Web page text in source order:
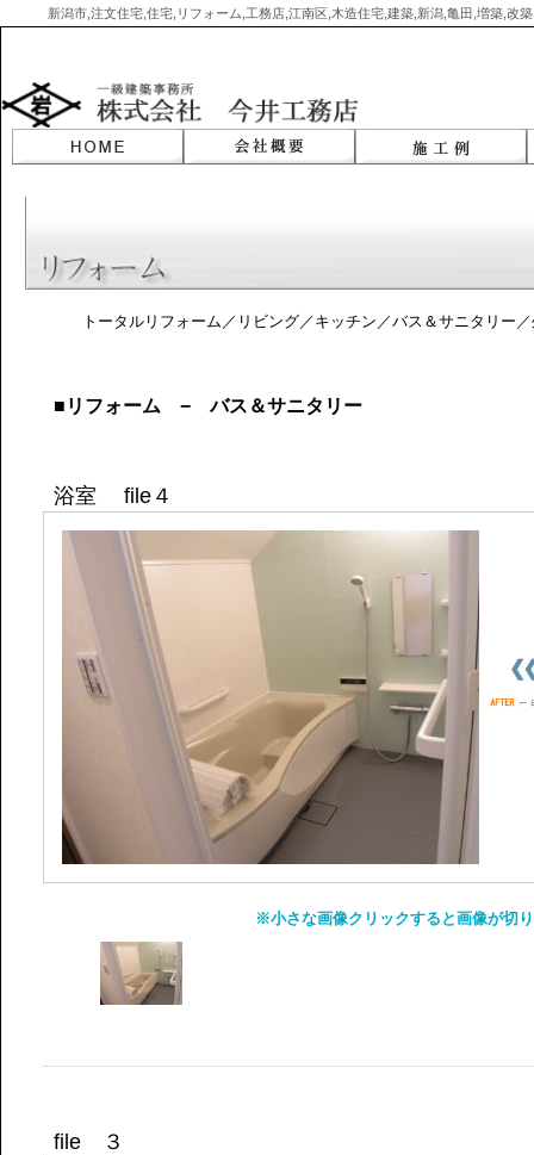
新潟市,注文住宅,住宅,リフォーム,工務店,江南区,木造住宅,建築,新潟,亀田,増築,改
content
トータルリフォーム ／ リビング ／ キッチン ／バス＆サニタリー ／
■リフォーム − バス＆サニタリー
浴室 file４
※小さな画像クリックすると画像が切
file ３